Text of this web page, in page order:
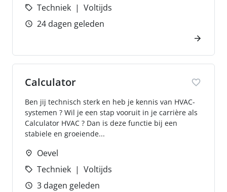
Techniek
Voltijds
24 dagen geleden
Calculator
Ben jij technisch sterk en heb je kennis van HVAC-
systemen ? Wil je een stap vooruit in je carrière als
Calculator HVAC ? Dan is deze functie bij een
stabiele en groeiende...
Oevel
Techniek
Voltijds
3 dagen geleden